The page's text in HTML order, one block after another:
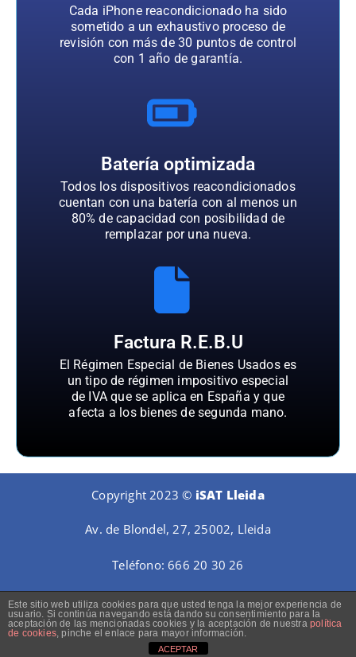
Cada iPhone reacondicionado ha sido
sometido a un exhaustivo proceso de
revisión con más de 30 puntos de control
con 1 año de garantía.
Batería optimizada
Todos los dispositivos reacondicionados
cuentan con una batería con al menos un
80% de capacidad con posibilidad de
remplazar por una nueva.
Factura R.E.B.U
El Régimen Especial de Bienes Usados es
un tipo de régimen impositivo especial
de IVA que se aplica en España y que
afecta a los bienes de segunda mano.
Copyright 2023 © iSAT Lleida
Av. de Blondel, 27, 25002, Lleida
Teléfono:666 20 30 26
Este sitio web utiliza cookies para que usted tenga la mejor experiencia de
usuario. Si continúa navegando está dando su consentimiento para la
aceptación de las mencionadas cookies y la aceptación de nuestrapolítica
de cookies, pinche el enlace para mayor información.
ACEPTAR